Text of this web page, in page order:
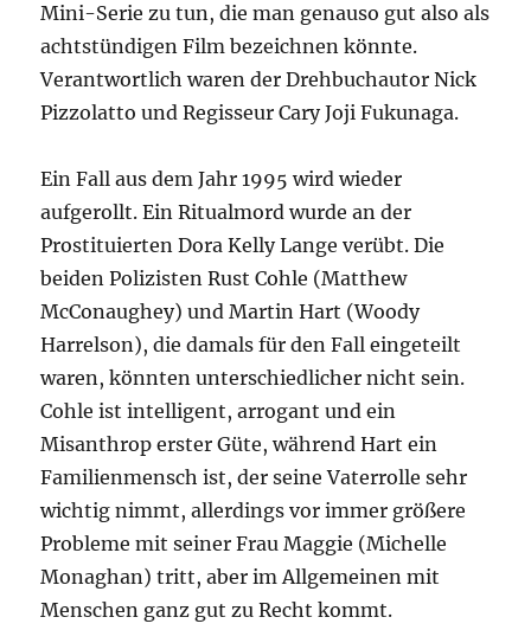
Mini-Serie zu tun, die man genauso gut also als
achtstündigen Film bezeichnen könnte.
Verantwortlich waren der Drehbuchautor Nick
Pizzolatto und Regisseur Cary Joji Fukunaga.
Ein Fall aus dem Jahr 1995 wird wieder
aufgerollt. Ein Ritualmord wurde an der
Prostituierten Dora Kelly Lange verübt. Die
beiden Polizisten Rust Cohle (Matthew
McConaughey) und Martin Hart (Woody
Harrelson), die damals für den Fall eingeteilt
waren, könnten unterschiedlicher nicht sein.
Cohle ist intelligent, arrogant und ein
Misanthrop erster Güte, während Hart ein
Familienmensch ist, der seine Vaterrolle sehr
wichtig nimmt, allerdings vor immer größere
Probleme mit seiner Frau Maggie (Michelle
Monaghan) tritt, aber im Allgemeinen mit
Menschen ganz gut zu Recht kommt.